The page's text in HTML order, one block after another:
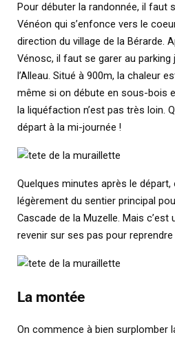
Pour débuter la randonnée, il faut
Vénéon qui s’enfonce vers le
direction du village de la Bérarde.
Vénosc, il faut se garer au
l’Alleau. Situé à 900m, la chaleur
même si on débute en sous-bois
la liquéfaction n’est pas très loin.
départ à la mi-journée !
Quelques minutes après le
légèrement du sentier principal
Cascade de la Muzelle. Mais
revenir sur ses pas pour reprendre
La montée
On commence à bien surplomber